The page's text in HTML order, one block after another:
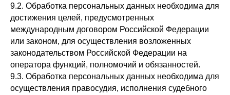
9.2. Обработка персональных данных необходима для
достижения целей, предусмотренных
международным договором Российской Федерации
или законом, для осуществления возложенных
законодательством Российской Федерации на
оператора функций, полномочий и обязанностей.
9.3. Обработка персональных данных необходима для
осуществления правосудия, исполнения судебного